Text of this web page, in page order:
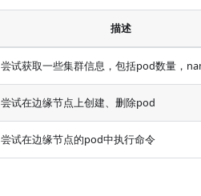
描述
尝试获取一些集群信息，包括pod数量，
尝试在边缘节点上创建、删除pod
尝试在边缘节点的pod中执行命令